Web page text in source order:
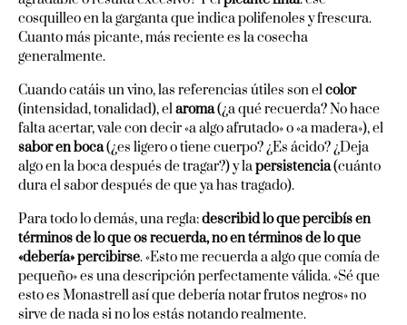
cosquilleo en la garganta que indica polifenoles y frescura.
Cuanto más picante, más reciente es la cosecha
generalmente.
Cuando catáis un vino, las referencias útiles son elcolor
(intensidad, tonalidad), elaroma(¿a qué recuerda? No hace
falta acertar, vale con decir «a algo afrutado» o «a madera»), el
sabor en boca(¿es ligero o tiene cuerpo? ¿Es ácido? ¿Deja
algo en la boca después de tragar?) y lapersistencia(cuánto
dura el sabor después de que ya has tragado).
Para todo lo demás, una regla:describid lo que percibís en
términos de lo que os recuerda, no en términos de lo que
«debería» percibirse. «Esto me recuerda a algo que comía de
pequeño» es una descripción perfectamente válida. «Sé que
esto es Monastrell así que debería notar frutos negros» no
sirve de nada si no los estás notando realmente.